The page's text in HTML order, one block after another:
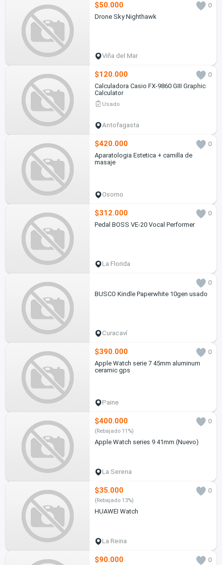
$50.000
0
Drone Sky Nighthawk
Viña del Mar
$120.000
0
Calculadora Casio FX-9860 GIII Graphic
Calculator
Usado
Antofagasta
$420.000
0
Aparatologia Estetica + camilla de
masaje
Osorno
$312.000
0
Pedal BOSS VE-20 Vocal Performer
La Florida
0
BUSCO Kindle Paperwhite 10gen usado
Curacaví
$390.000
0
Apple Watch serie 7 45mm aluminum
ceramic gps
Paine
$400.000 0
(Rebajado 11%)
Apple Watch series 9 41mm (Nuevo)
La Serena
$35.000 0
(Rebajado 13%)
HUAWEI Watch
La Reina
$90.000
0